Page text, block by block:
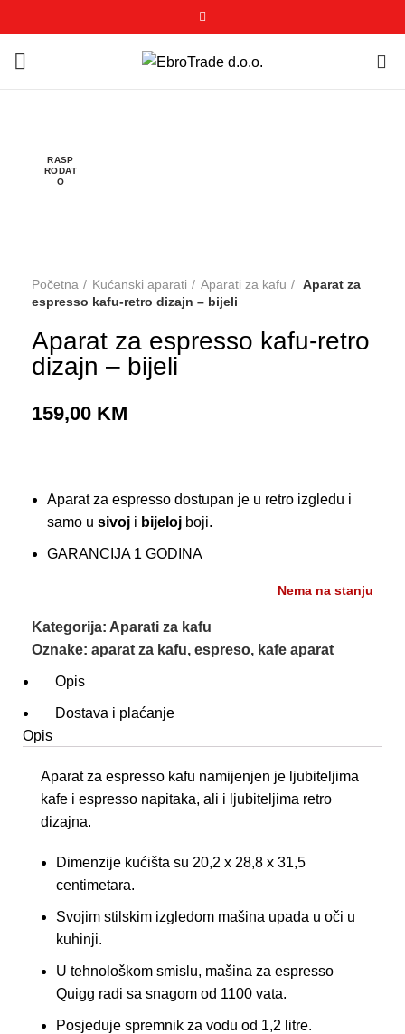
RASP
RODAT
O
Početna Kućanski aparati Aparati za kafu
Aparat za
espresso kafu-retro dizajn – bijeli
Aparat za espresso kafu-retro
dizajn – bijeli
159,00 KM
Aparat za espresso dostupan je u retro izgledu i
samo u sivoj i bijeloj boji.
GARANCIJA 1 GODINA
Nema na stanju
Kategorija: Aparati za kafu
Oznake: aparat za kafu, espreso, kafe aparat
Opis
Dostava i plaćanje
Opis
Aparat za espresso kafu namijenjen je ljubiteljima
kafe i espresso napitaka, ali i ljubiteljima retro
dizajna.
Dimenzije kućišta su 20,2 x 28,8 x 31,5
centimetara.
Svojim stilskim izgledom mašina upada u oči u
kuhinji.
U tehnološkom smislu, mašina za espresso
Quigg radi sa snagom od 1100 vata.
Posjeduje spremnik za vodu od 1,2 litre.